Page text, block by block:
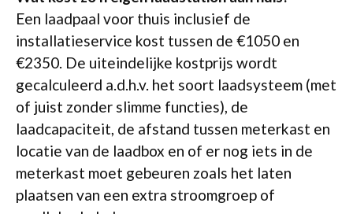
Een laadpaal voor thuis inclusief de
installatieservice kost tussen de €1050 en
€2350. De uiteindelijke kostprijs wordt
gecalculeerd a.d.h.v. het soort laadsysteem (met
of juist zonder slimme functies), de
laadcapaciteit, de afstand tussen meterkast en
locatie van de laadbox en of er nog iets in de
meterkast moet gebeuren zoals het laten
plaatsen van een extra stroomgroep of